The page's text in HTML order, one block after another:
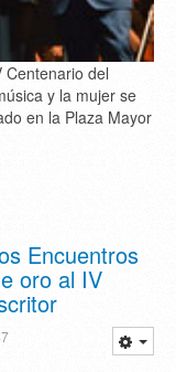
Centenario del
y la mujer se
en la Plaza Mayor
Encuentros
oro al IV